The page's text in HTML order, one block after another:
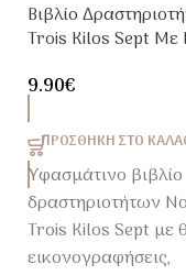
Βιβλίο
Trois Kilos Sept Με
9.90€
ΠΡΟΣΘΉΚΗ ΣΤΟ
Υφασμάτινο βιβλίο
δραστηριοτήτων
Trois Kilos Sept με
εικονογραφήσεις,